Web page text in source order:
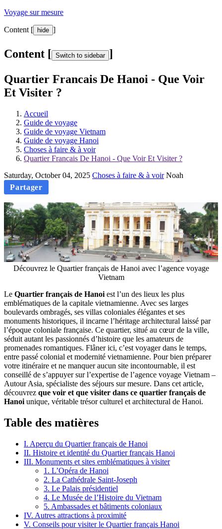
Voyage sur mesure
Content [ hide ]
Content [ Switch to sidebar ]
Quartier Francais De Hanoi - Que Voir
Et Visiter ?
Accueil
Guide de voyage
Guide de voyage Vietnam
Guide de voyage Hanoi
Choses à faire & à voir
Quartier Francais De Hanoi - Que Voir Et Visiter ?
Saturday, October 04, 2025 Choses à faire & à voir Noah
Partager
Découvrez le Quartier français de Hanoi avec l’agence voyage
Vietnam
Le Quartier français de Hanoi est l’un des lieux les plus
emblématiques de la capitale vietnamienne. Avec ses larges
boulevards ombragés, ses villas coloniales élégantes et ses
monuments historiques, il incarne l’héritage architectural laissé par
l’époque coloniale française. Ce quartier, situé au cœur de la ville,
séduit autant les passionnés d’histoire que les amateurs de
promenades romantiques. Flâner ici, c’est voyager dans le temps,
entre passé colonial et modernité vietnamienne. Pour bien préparer
votre itinéraire et ne manquer aucun site incontournable, il est
conseillé de s’appuyer sur l’expertise de l’agence voyage Vietnam –
Autour Asia, spécialiste des séjours sur mesure. Dans cet article,
découvrez que voir et que visiter dans ce quartier français de
Hanoi unique, véritable trésor culturel et architectural de Hanoi.
Table des matières
I. Aperçu du Quartier français de Hanoi
II. Histoire et identité du Quartier français Hanoi
III. Monuments et sites emblématiques à visiter
1. L’Opéra de Hanoi
2. La Cathédrale Saint-Joseph
3. Le Palais présidentiel
4. Le Musée de l’Histoire du Vietnam
5. Ambassades et bâtiments coloniaux
IV. Autres attractions à proximité
V. Conseils pour visiter le Quartier français Hanoi